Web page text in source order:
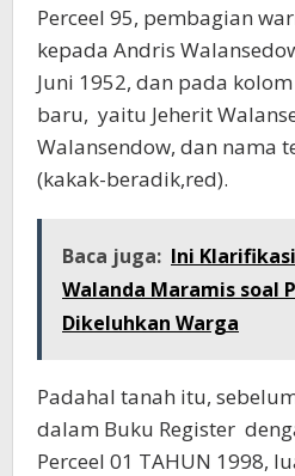
Perceel 95, pembagian
kepada Andris
Juni 1952, dan pada
baru, yaitu Jeherit
Walansendow, dan nama
(kakak-beradik,red).
Baca juga: Ini
Walanda Maramis soal
Dikeluhkan Warga
Padahal tanah itu,
dalam Buku Register
Perceel 01 TAHUN 1998,